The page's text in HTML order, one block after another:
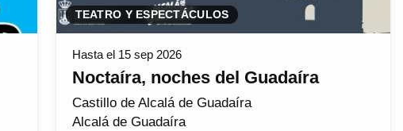
TEATRO Y ESPECTÁCULOS
Hasta el 15 sep 2026
Noctaíra, noches del Guadaíra
Castillo de Alcalá de Guadaíra
Alcalá de Guadaíra